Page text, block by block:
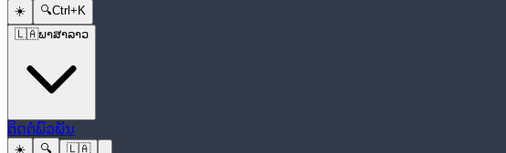
☀️ 🔍Ctrl+K
🇱🇦ພາສາລາວ
ຕິດຕໍ່ພົວພັນ
☀️ 🔍 🇱🇦